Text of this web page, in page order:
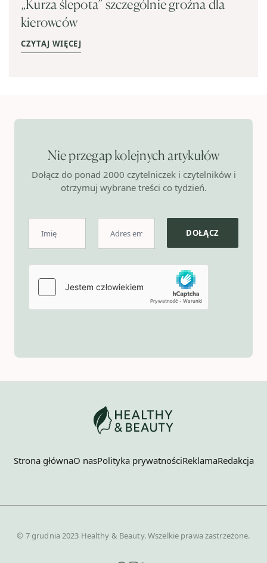
„Kurza ślepota” szczególnie groźna dla
kierowców
CZYTAJ WIĘCEJ
Nie przegap kolejnych artykułów
Dołącz do ponad 2000 czytelniczek i czytelników i
otrzymuj wybrane treści co tydzień.
Strona głównaO nasPolityka prywatnościReklamaRedakcja
© 7 grudnia 2023 Healthy & Beauty. Wszelkie prawa zastrzeżone.